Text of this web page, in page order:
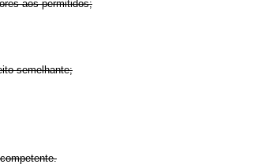
aos permitidos;
semelhante;